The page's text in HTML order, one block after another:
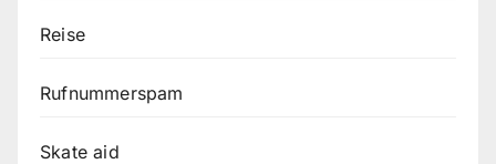
Reise
Rufnummerspam
Skate aid